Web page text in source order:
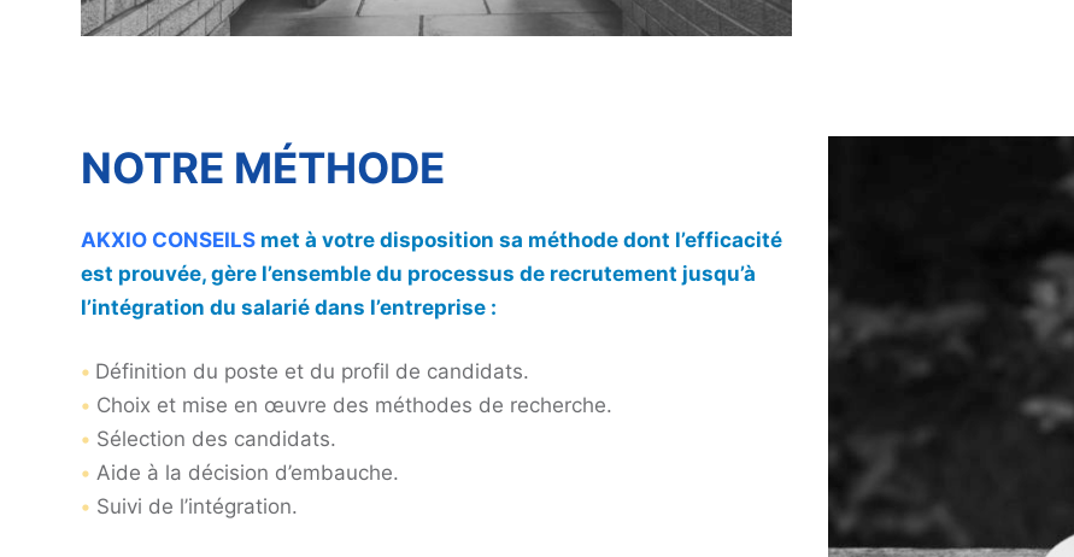
NOTRE MÉTHODE
AKXIO CONSEILS met à votre disposition sa méthode dont l’efficacité
est prouvée, gère l’ensemble du processus de recrutement jusqu’à
l’intégration du salarié dans l’entreprise :
• Définition du poste et du profil de candidats.
• Choix et mise en œuvre des méthodes de recherche.
• Sélection des candidats.
• Aide à la décision d’embauche.
• Suivi de l’intégration.